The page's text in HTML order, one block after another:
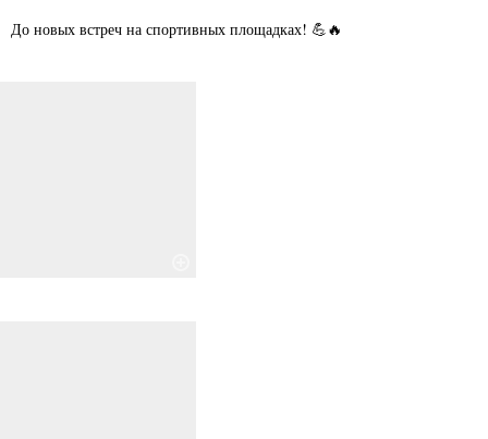
До новых встреч на спортивных площадках! 💪🔥